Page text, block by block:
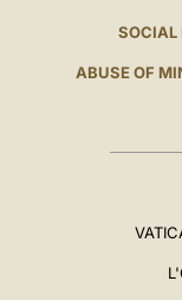
SOCIAL
ABUSE OF